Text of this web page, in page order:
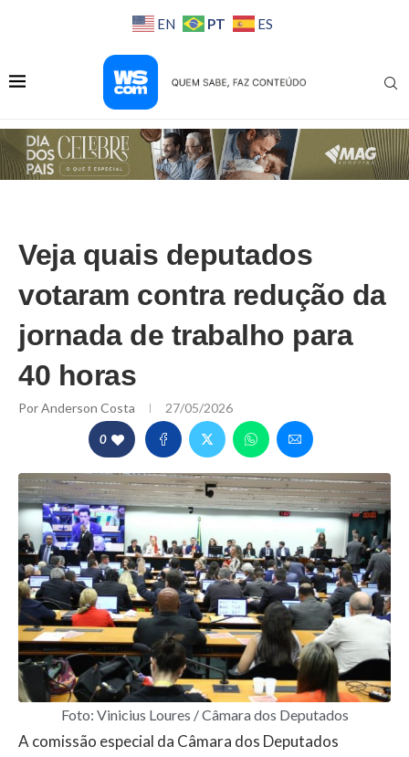
EN PT ES
Veja quais deputados
votaram contra redução da
jornada de trabalho para
40 horas
PorAnderson Costa 27/05/2026
0
Foto: Vinicius Loures / Câmara dos Deputados
A comissão especial da Câmara dos Deputados